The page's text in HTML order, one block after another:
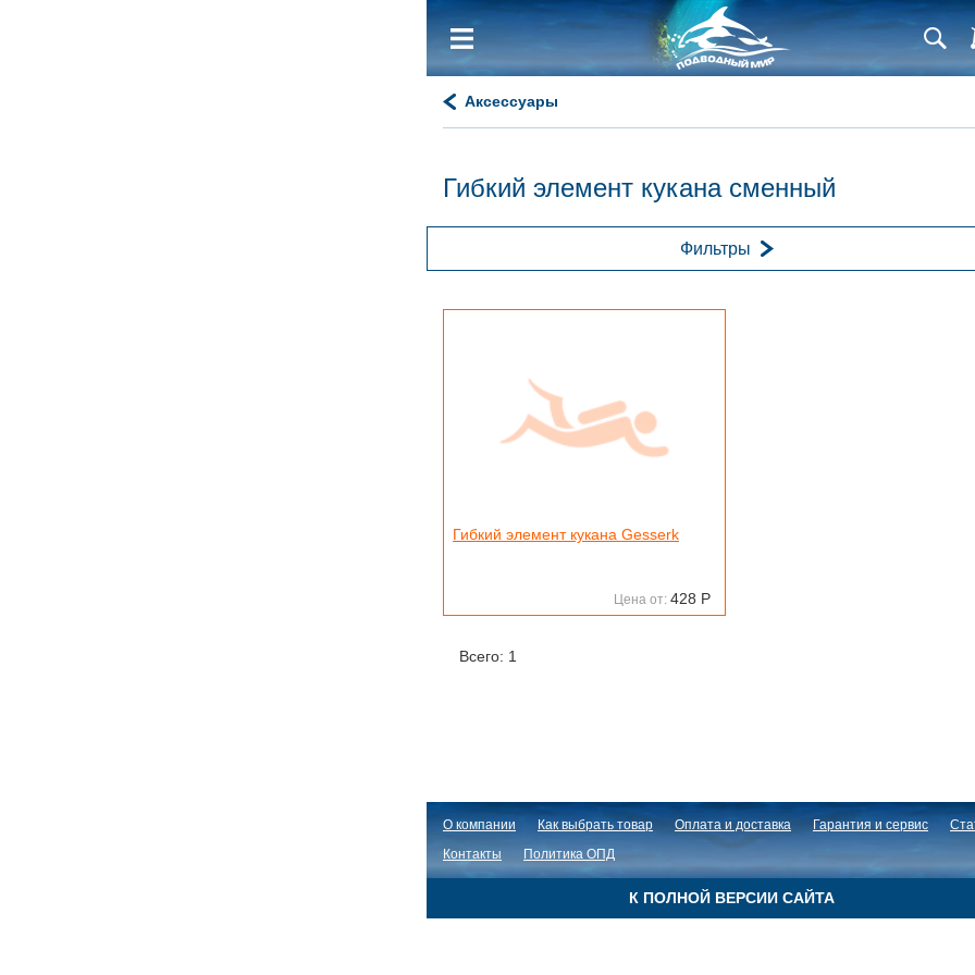
Аксессуары
Гибкий элемент кукана сменный
Фильтры
Гибкий элемент кукана Gesserk
Цена от: 428 Р
Всего: 1
О компании Как выбрать товар Оплата и доставка Гарантия и сервис
Контакты
Политика ОПД
К ПОЛНОЙ ВЕРСИИ САЙТА